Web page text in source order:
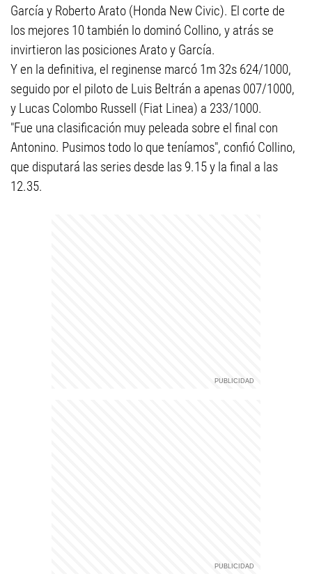
García y Roberto Arato (Honda New Civic). El corte de
los mejores 10 también lo dominó Collino, y atrás se
invirtieron las posiciones Arato y García.
Y en la definitiva, el reginense marcó 1m 32s 624/1000,
seguido por el piloto de Luis Beltrán a apenas 007/1000,
y Lucas Colombo Russell (Fiat Linea) a 233/1000.
"Fue una clasificación muy peleada sobre el final con
Antonino. Pusimos todo lo que teníamos", confió Collino,
que disputará las series desde las 9.15 y la final a las
12.35.